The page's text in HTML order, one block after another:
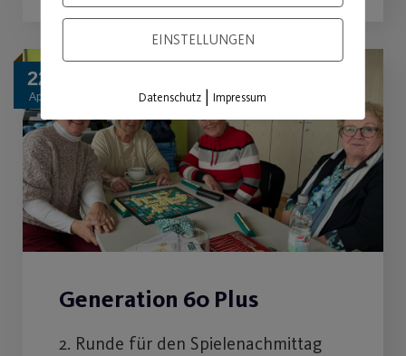
22
Apr.
Generation 60 Plus
2. Runde für den Spielenachmittag
EINSTELLUNGEN
Datenschutz |Impressum